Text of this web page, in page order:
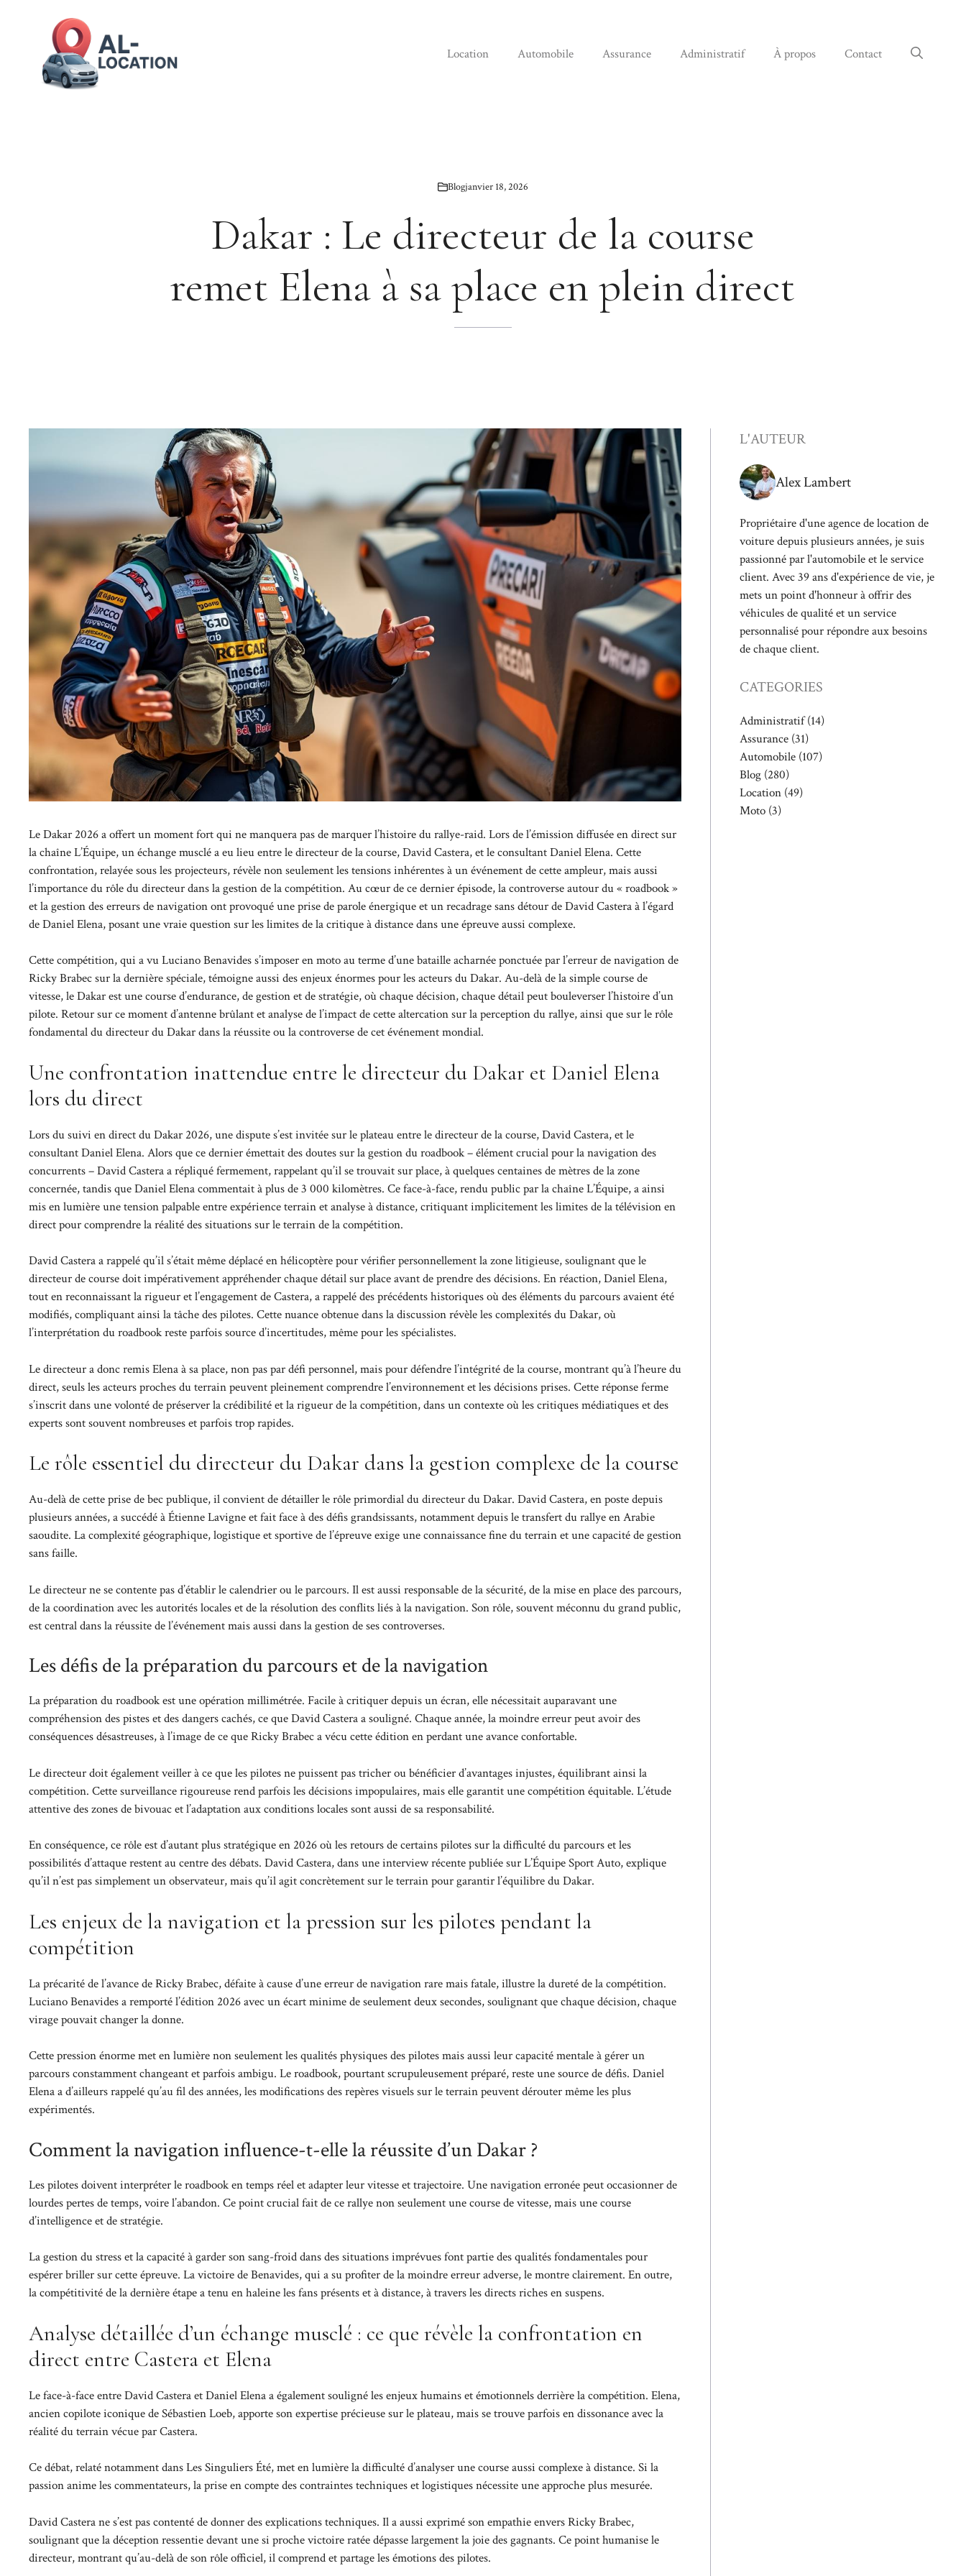
Location Automobile Assurance Administratif À propos Contact
Blogjanvier 18, 2026
Dakar : Le directeur de la course
remet Elena à sa place en plein direct
Le Dakar 2026 a offert un moment fort qui ne manquera pas de marquer l’histoire du rallye-raid. Lors de l’émission diffusée en direct sur
la chaîne L’Équipe, un échange musclé a eu lieu entre le directeur de la course, David Castera, et le consultant Daniel Elena. Cette
confrontation, relayée sous les projecteurs, révèle non seulement les tensions inhérentes à un événement de cette ampleur, mais aussi
l’importance du rôle du directeur dans la gestion de la compétition. Au cœur de ce dernier épisode, la controverse autour du « roadbook »
et la gestion des erreurs de navigation ont provoqué une prise de parole énergique et un recadrage sans détour de David Castera à l’égard
de Daniel Elena, posant une vraie question sur les limites de la critique à distance dans une épreuve aussi complexe.
Cette compétition, qui a vu Luciano Benavides s’imposer en moto au terme d’une bataille acharnée ponctuée par l’erreur de navigation de
Ricky Brabec sur la dernière spéciale, témoigne aussi des enjeux énormes pour les acteurs du Dakar. Au-delà de la simple course de
vitesse, le Dakar est une course d’endurance, de gestion et de stratégie, où chaque décision, chaque détail peut bouleverser l’histoire d’un
pilote. Retour sur ce moment d’antenne brûlant et analyse de l’impact de cette altercation sur la perception du rallye, ainsi que sur le rôle
fondamental du directeur du Dakar dans la réussite ou la controverse de cet événement mondial.
Une confrontation inattendue entre le directeur du Dakar et Daniel Elena
lors du direct
Lors du suivi en direct du Dakar 2026, une dispute s’est invitée sur le plateau entre le directeur de la course, David Castera, et le
consultant Daniel Elena. Alors que ce dernier émettait des doutes sur la gestion du roadbook – élément crucial pour la navigation des
concurrents – David Castera a répliqué fermement, rappelant qu’il se trouvait sur place, à quelques centaines de mètres de la zone
concernée, tandis que Daniel Elena commentait à plus de 3 000 kilomètres. Ce face-à-face, rendu public par la chaîneL’Équipe, a ainsi
mis en lumière une tension palpable entre expérience terrain et analyse à distance, critiquant implicitement les limites de la télévision en
direct pour comprendre la réalité des situations sur le terrain de la compétition.
David Castera a rappelé qu’il s’était même déplacé en hélicoptère pour vérifier personnellement la zone litigieuse, soulignant que le
directeur de course doit impérativement appréhender chaque détail sur place avant de prendre des décisions. En réaction, Daniel Elena,
tout en reconnaissant la rigueur et l’engagement de Castera, a rappelé des précédents historiques où des éléments du parcours avaient été
modifiés, compliquant ainsi la tâche des pilotes. Cette nuance obtenue dans la discussion révèle les complexités du Dakar, où
l’interprétation du roadbook reste parfois source d’incertitudes, même pour les spécialistes.
Le directeur a donc remis Elena à sa place, non pas par défi personnel, mais pour défendre l’intégrité de la course, montrant qu’à l’heure du
direct, seuls les acteurs proches du terrain peuvent pleinement comprendre l’environnement et les décisions prises. Cette réponse ferme
s’inscrit dans une volonté de préserver la crédibilité et la rigueur de la compétition, dans un contexte où les critiques médiatiques et des
experts sont souvent nombreuses et parfois trop rapides.
Le rôle essentiel du directeur du Dakar dans la gestion complexe de la course
Au-delà de cette prise de bec publique, il convient de détailler le rôle primordial du directeur du Dakar. David Castera, en poste depuis
plusieurs années, a succédé à Étienne Lavigne et fait face à des défis grandsissants, notamment depuis le transfert du rallye en Arabie
saoudite. La complexité géographique, logistique et sportive de l’épreuve exige une connaissance fine du terrain et une capacité de gestion
sans faille.
Le directeur ne se contente pas d’établir le calendrier ou le parcours. Il est aussi responsable de la sécurité, de la mise en place des parcours,
de la coordination avec les autorités locales et de la résolution des conflits liés à la navigation. Son rôle, souvent méconnu du grand public,
est central dans la réussite de l’événement mais aussi dans la gestion de ses controverses.
Les défis de la préparation du parcours et de la navigation
La préparation du roadbook est une opération millimétrée. Facile à critiquer depuis un écran, elle nécessitait auparavant une
compréhension des pistes et des dangers cachés, ce que David Castera a souligné. Chaque année, la moindre erreur peut avoir des
conséquences désastreuses, à l’image de ce que Ricky Brabec a vécu cette édition en perdant une avance confortable.
Le directeur doit également veiller à ce que les pilotes ne puissent pas tricher ou bénéficier d’avantages injustes, équilibrant ainsi la
compétition. Cette surveillance rigoureuse rend parfois les décisions impopulaires, mais elle garantit une compétition équitable. L’étude
attentive des zones de bivouac et l’adaptation aux conditions locales sont aussi de sa responsabilité.
En conséquence, ce rôle est d’autant plus stratégique en 2026 où les retours de certains pilotes sur la difficulté du parcours et les
possibilités d’attaque restent au centre des débats. David Castera, dans une interview récente publiée surL’Équipe Sport Auto, explique
qu’il n’est pas simplement un observateur, mais qu’il agit concrètement sur le terrain pour garantir l’équilibre du Dakar.
Les enjeux de la navigation et la pression sur les pilotes pendant la
compétition
La précarité de l’avance de Ricky Brabec, défaite à cause d’une erreur de navigation rare mais fatale, illustre la dureté de la compétition.
Luciano Benavides a remporté l’édition 2026 avec un écart minime de seulement deux secondes, soulignant que chaque décision, chaque
virage pouvait changer la donne.
Cette pression énorme met en lumière non seulement les qualités physiques des pilotes mais aussi leur capacité mentale à gérer un
parcours constamment changeant et parfois ambigu. Le roadbook, pourtant scrupuleusement préparé, reste une source de défis. Daniel
Elena a d’ailleurs rappelé qu’au fil des années, les modifications des repères visuels sur le terrain peuvent dérouter même les plus
expérimentés.
Comment la navigation influence-t-elle la réussite d’un Dakar ?
Les pilotes doivent interpréter le roadbook en temps réel et adapter leur vitesse et trajectoire. Une navigation erronée peut occasionner de
lourdes pertes de temps, voire l’abandon. Ce point crucial fait de ce rallye non seulement une course de vitesse, mais une course
d’intelligence et de stratégie.
La gestion du stress et la capacité à garder son sang-froid dans des situations imprévues font partie des qualités fondamentales pour
espérer briller sur cette épreuve. La victoire de Benavides, qui a su profiter de la moindre erreur adverse, le montre clairement. En outre,
la compétitivité de la dernière étape a tenu en haleine les fans présents et à distance, à travers les directs riches en suspens.
Analyse détaillée d’un échange musclé : ce que révèle la confrontation en
direct entre Castera et Elena
Le face-à-face entre David Castera et Daniel Elena a également souligné les enjeux humains et émotionnels derrière la compétition. Elena,
ancien copilote iconique de Sébastien Loeb, apporte son expertise précieuse sur le plateau, mais se trouve parfois en dissonance avec la
réalité du terrain vécue par Castera.
Ce débat, relaté notamment dansLes Singuliers Été, met en lumière la difficulté d’analyser une course aussi complexe à distance. Si la
passion anime les commentateurs, la prise en compte des contraintes techniques et logistiques nécessite une approche plus mesurée.
David Castera ne s’est pas contenté de donner des explications techniques. Il a aussi exprimé son empathie envers Ricky Brabec,
soulignant que la déception ressentie devant une si proche victoire ratée dépasse largement la joie des gagnants. Ce point humanise le
directeur, montrant qu’au-delà de son rôle officiel, il comprend et partage les émotions des pilotes.
L'AUTEUR
Alex Lambert
Propriétaire d'une agence de location de
voiture depuis plusieurs années, je suis
passionné par l'automobile et le service
client. Avec 39 ans d'expérience de vie, je
mets un point d'honneur à offrir des
véhicules de qualité et un service
personnalisé pour répondre aux besoins
de chaque client.
CATEGORIES
Administratif(14)
Assurance (31)
Automobile (107)
Blog (280)
Location (49)
Moto (3)